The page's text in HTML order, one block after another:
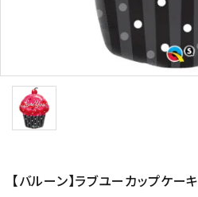
ACCOUNT MENU
meeting_room ログイン
【バルーン】ラブユーカップケーキ